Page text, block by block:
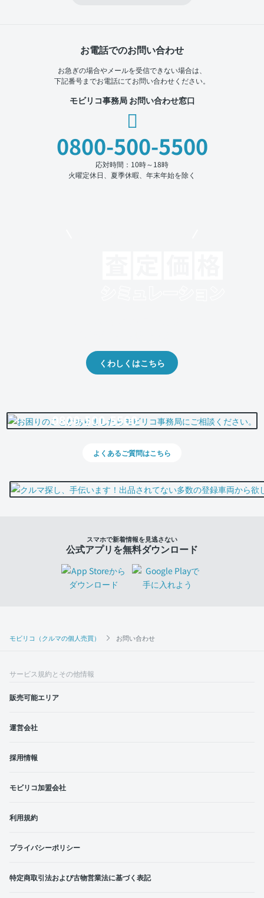
モビリコ（クルマの個人売買） お問い合わせ
お電話でのお問い合わせ
お急ぎの場合やメールを受信できない場合は、
下記番号までお電話にてお問い合わせください。
モビリコ事務局 お問い合わせ窓口
0800-500-5500
応対時間：10時～18時
火曜定休日、夏季休暇、年末年始を除く
くわしくはこちら
0800-500-5500
よくあるご質問はこちら
スマホで新着情報を見逃さない
公式アプリを無料ダウンロード
サービス規約とその他情報
販売可能エリア
運営会社
採用情報
モビリコ加盟会社
利用規約
プライバシーポリシー
特定商取引法および古物営業法に基づく表記